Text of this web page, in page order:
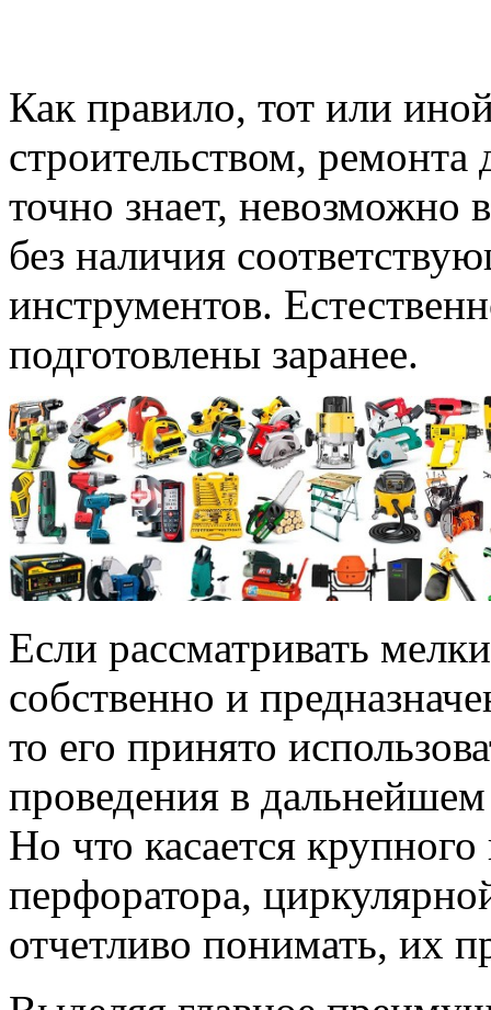
Как правило, тот или
строительством,
точно знает,
без наличия
инструментов.
подготовлены заранее.
Если рассматривать
собственно и
то его принято
проведения в
Но что касается
перфоратора,
отчетливо понимать, их